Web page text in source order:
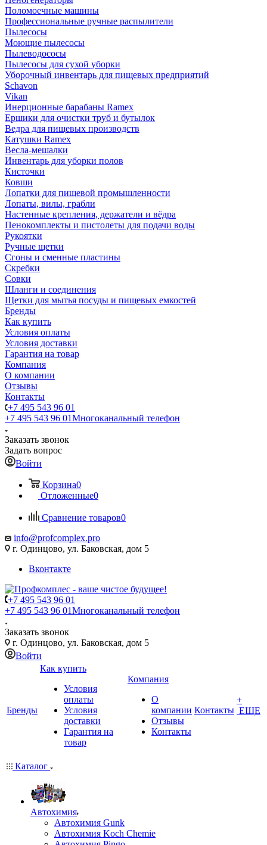
Поломоечные машины
Профессиональные ручные распылители
Пылесосы
Моющие пылесосы
Пылеводососы
Пылесосы для сухой уборки
Уборочный инвентарь для пищевых предприятий
Schavon
Vikan
Инерционные барабаны Ramex
Ершики для очистки труб и бутылок
Ведра для пищевых производств
Катушки Ramex
Весла-мешалки
Инвентарь для уборки полов
Кисточки
Ковши
Лопатки для пищевой промышленности
Лопаты, вилы, грабли
Настенные крепления, держатели и вёдра
Пенокомплекты и пистолеты для подачи воды
Рукоятки
Ручные щетки
Сгоны и сменные пластины
Скребки
Совки
Шланги и соединения
Щетки для мытья посуды и пищевых емкостей
Бренды
Как купить
Условия оплаты
Условия доставки
Гарантия на товар
Компания
О компании
Отзывы
Контакты
+7 495 543 96 01
+7 495 543 96 01Многоканальный телефон
Заказать звонок
Задать вопрос
Войти
Корзина0
Отложенные0
Сравнение товаров0
info@profcomplex.pro
г. Одинцово, ул. Баковская, дом 5
Вконтакте
+7 495 543 96 01
+7 495 543 96 01Многоканальный телефон
Заказать звонок
г. Одинцово, ул. Баковская, дом 5
Войти
Бренды
Как купить
Условия
оплаты
Условия
доставки
Гарантия на
товар
Компания
О
компании
Отзывы
Контакты
Контакты
+
ЕЩЕ
Каталог
Автохимия
Автохимия Gunk
Автохимия Koch Chemie